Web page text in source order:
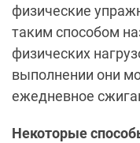
физические
таким способом
физических
выполнении они
ежедневное
Некоторые